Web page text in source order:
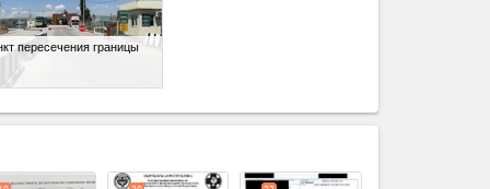
пересечения границы
expand_less